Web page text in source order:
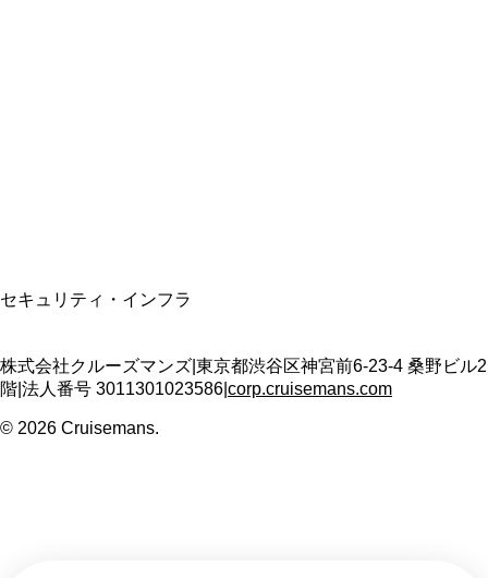
セキュリティ・インフラ
株式会社クルーズマンズ 東京都渋谷区神宮前6-23-4 桑野ビル2
階 法人番号 3011301023586 corp.cruisemans.com
© 2026 Cruisemans.